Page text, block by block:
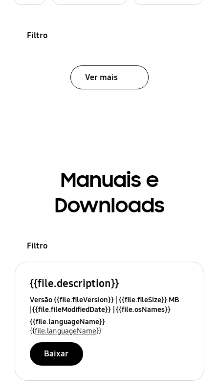
Filtro
Ver mais
Manuais e
Downloads
Filtro
{{file.description}}
Versão {{file.fileVersion}} {{file.fileSize}} MB
{{file.fileModifiedDate}} {{file.osNames}}
{{file.languageName}}
{{file.languageName}}
Baixar